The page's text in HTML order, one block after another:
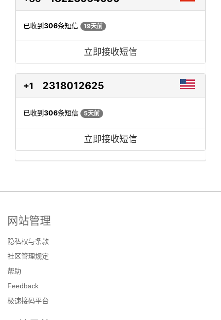
已收到306条短信 19天前
立即接收短信
+1 2318012625
已收到306条短信 5天前
立即接收短信
网站管理
隐私权与条款
社区管理规定
帮助
Feedback
极速接码平台